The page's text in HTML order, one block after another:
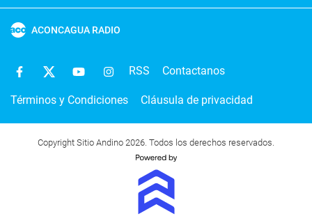
ACONCAGUA RADIO
RSS Contactanos
Términos y Condiciones Cláusula de privacidad
Copyright Sitio Andino 2026. Todos los derechos reservados.